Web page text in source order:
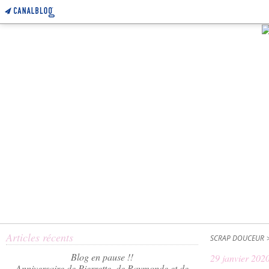
Articles récents
Blog en pause !!
SCRAP DOUCEUR
29 janvier